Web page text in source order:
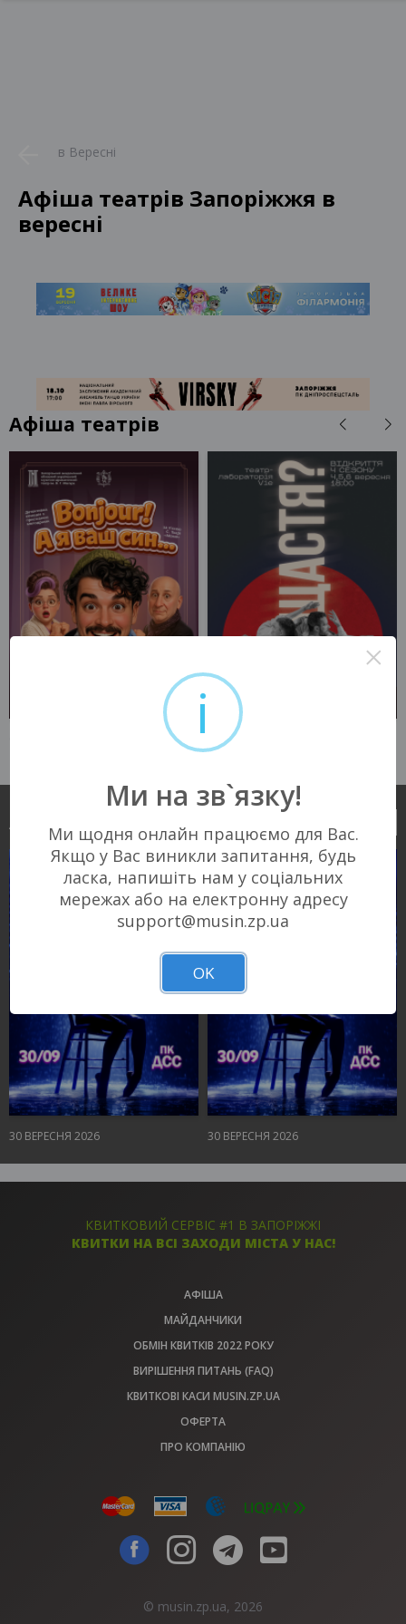
в Вересні
Афіша театрів Запоріжжя в
вересні
Афіша театрів
КВИТКИ КВИТКИ
05 ВЕРЕСНЯ 2026
Афіша концертів
Запоріжжя, 18:00
490 - 1 750 грн
30 ВЕРЕСНЯ 2026 Запоріжжя, 18:00
490 - 1 750 грн
30 ВЕРЕСНЯ 2026
КВИТКОВИЙ СЕРВІС #1 В ЗАПОРІЖЖІ
КВИТКИ НА ВСІ ЗАХОДИ МІСТА У НАС!
АФІША
МАЙДАНЧИКИ
ОБМІН КВИТКІВ 2022 РОКУ
ВИРІШЕННЯ ПИТАНЬ (FAQ)
КВИТКОВІ КАСИ MUSIN.ZP.UA
ОФЕРТА
ПРО КОМПАНІЮ
© musin.zp.ua, 2026
i
Ми на зв`язку!
×
Ми щодня онлайн працюємо для Вас.
Якщо у Вас виникли запитання, будь
ласка, напишіть нам у соціальних
мережах або на електронну адресу
support@musin.zp.ua
OK